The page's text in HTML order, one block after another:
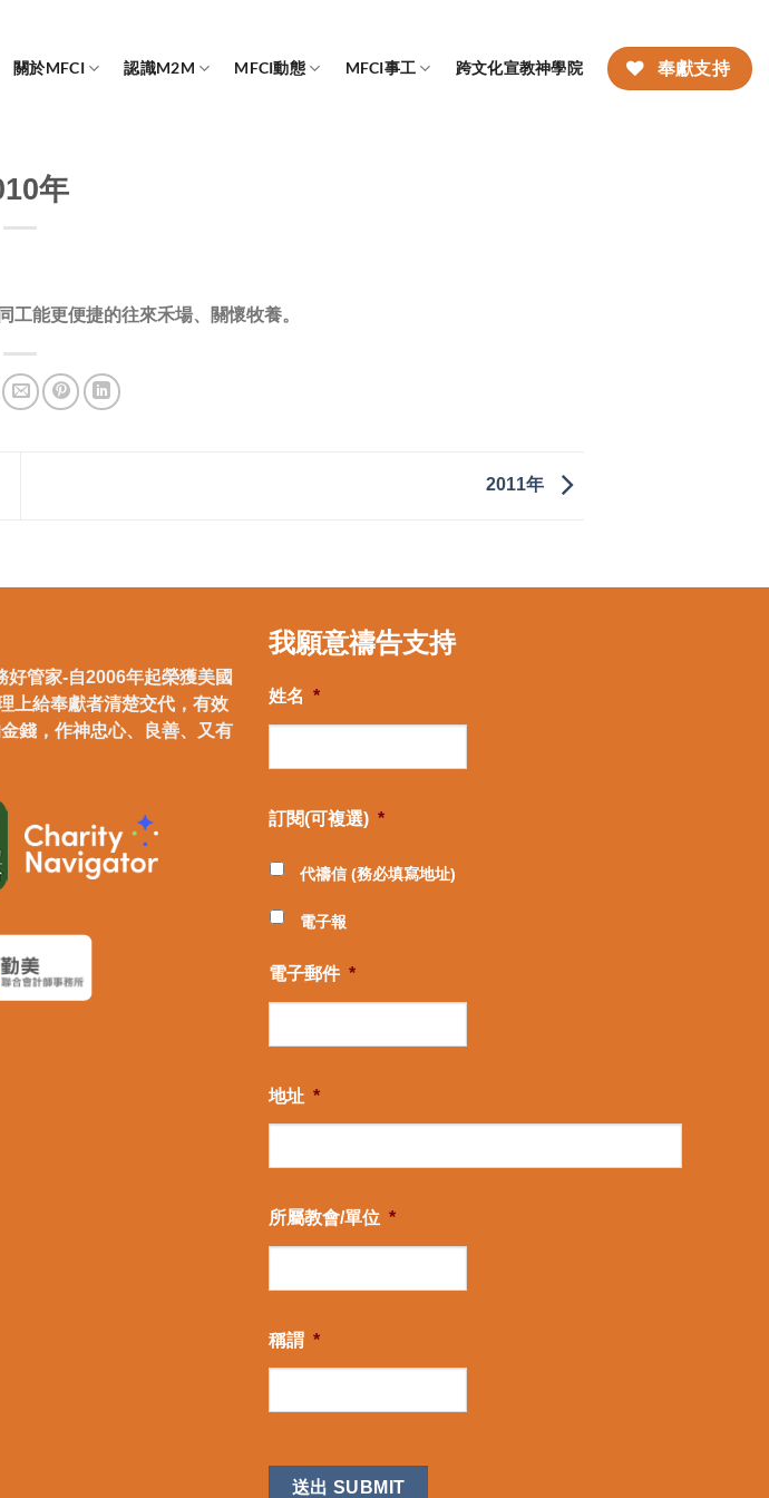
關於MFCI 認識M2M MFCI動態 MFCI事工 跨文化宣教神學院 奉獻支持
年
能更便捷的往來禾場、關懷牧養。
2011年
好管家-自2006年起榮獲美國
上給奉獻者清楚交代，有效
錢，作神忠心、良善、又有
我願意禱告支持
姓名 *
訂閱(可複選) *
代禱信 (務必填寫地址)
電子報
電子郵件 *
地址 *
所屬教會/單位 *
稱謂 *